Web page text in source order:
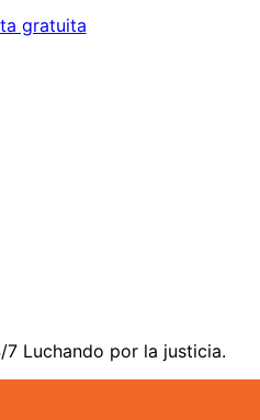
gratuita
Luchando por la justicia.